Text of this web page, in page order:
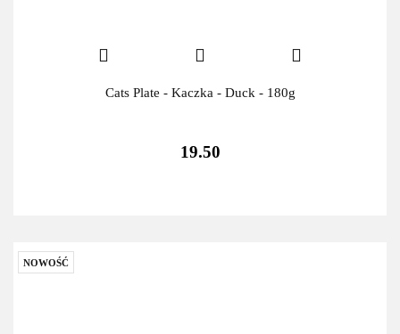
Cats Plate - Kaczka - Duck - 180g
19.50
NOWOŚĆ